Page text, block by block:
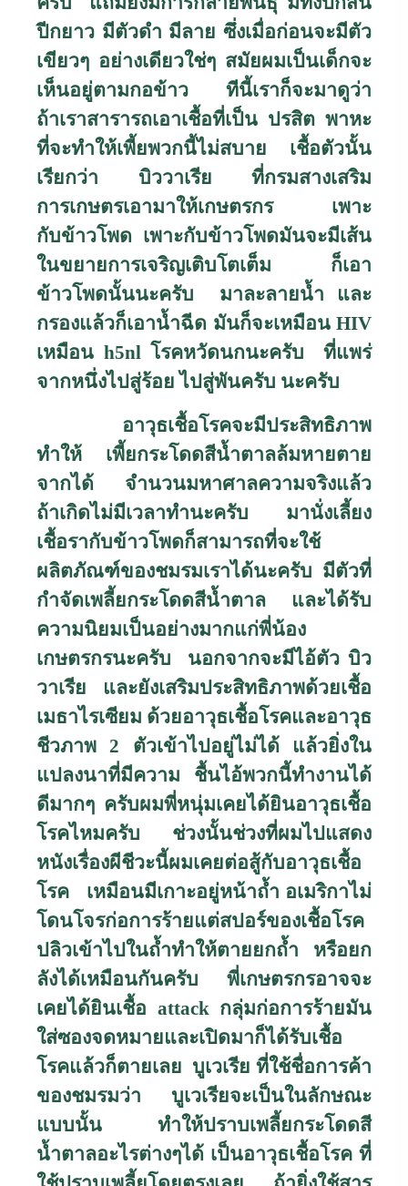
ปีกยาว มีตัวดำ มีลาย ซึ่งเมื่อก่อนจะมีตัว
เขียวๆ อย่างเดียวใช่ๆ สมัยผมเป็นเด็กจะ
เห็นอยู่ตามกอข้าว ทีนี้เราก็จะมาดูว่า
ถ้าเราสารารถเอาเชื้อที่เป็น ปรสิต พาหะ
ที่จะทำให้เพี้ยพวกนี้ไม่สบาย เชื้อตัวนั้น
เรียกว่า บิววาเรีย ที่กรมสางเสริม
การเกษตรเอามาให้เกษตรกร เพาะ
กับข้าวโพด เพาะกับข้าวโพดมันจะมีเส้น
ในขยายการเจริญเติบโตเต็ม ก็เอา
ข้าวโพดนั้นนะครับ มาละลายน้ำ และ
กรองแล้วก็เอาน้ำฉีด มันก็จะเหมือน HIV
เหมือน h5nl โรคหวัดนกนะครับ ที่แพร่
จากหนึ่งไปสู่ร้อย ไปสู่พันครับ นะครับ
อาวุธเชื้อโรคจะมีประสิทธิภาพ
ทำให้ เพี้ยกระโดดสีน้ำตาลล้มหายตาย
จากได้ จำนวนมหาศาลความจริงแล้ว
ถ้าเกิดไม่มีเวลาทำนะครับ มานั่งเลี้ยง
เชื้อรากับข้าวโพดก็สามารถที่จะใช้
ผลิตภัณฑ์ของชมรมเราได้นะครับ มีตัวที่
กำจัดเพลี้ยกระโดดสีน้ำตาล และได้รับ
ความนิยมเป็นอย่างมากแก่พี่น้อง
เกษตรกรนะครับ นอกจากจะมีไอ้ตัว บิว
วาเรีย และยังเสริมประสิทธิภาพด้วยเชื้อ
เมธาไรเซียม ด้วยอาวุธเชื้อโรคและอาวุธ
ชีวภาพ2 ตัวเข้าไปอยู่ไม่ได้ แล้วยิ่งใน
แปลงนาที่มีความ ชื้นไอ้พวกนี้ทำงานได้
ดีมากๆ ครับผมพี่หนุ่มเคยได้ยินอาวุธเชื้อ
โรคไหมครับ ช่วงนั้นช่วงที่ผมไปแสดง
หนังเรื่องผีชีวะนี้ผมเคยต่อสู้กับอาวุธเชื้อ
โรค เหมือนมีเกาะอยู่หน้าถ้ำ อเมริกาไม่
โดนโจรก่อการร้ายแต่สปอร์ของเชื้อโรค
ปลิวเข้าไปในถ้ำทำให้ตายยกถ้ำ หรือยก
ลังได้เหมือนกันครับ พี่เกษตรกรอาจจะ
เคยได้ยินเชื้อ attack กลุ่มก่อการร้ายมัน
ใส่ซองจดหมายและเปิดมาก็ได้รับเชื้อ
โรคแล้วก็ตายเลย บูเวเรีย ที่ใช้ชื่อการค้า
ของชมรมว่า บูเวเรียจะเป็นในลักษณะ
แบบนั้น ทำให้ปราบเพลี้ยกระโดดสี
น้ำตาลอะไรต่างๆได้ เป็นอาวุธเชื้อโรค ที่